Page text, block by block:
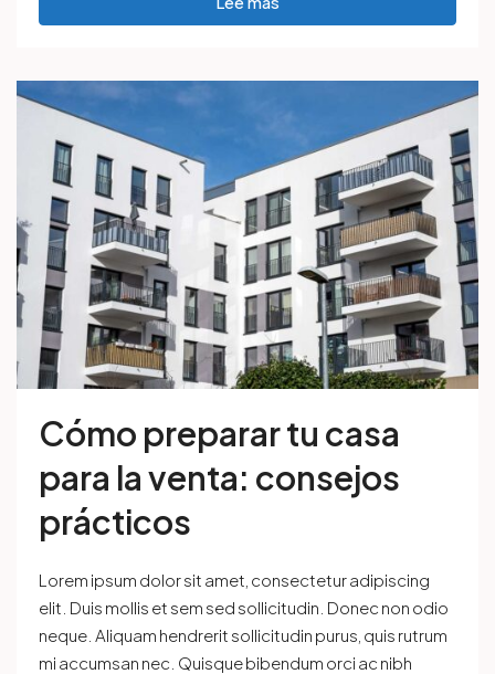
Cómo preparar tu casa
para la venta: consejos
prácticos
Lorem ipsum dolor sit amet, consectetur adipiscing
elit. Duis mollis et sem sed sollicitudin. Donec non odio
neque. Aliquam hendrerit sollicitudin purus, quis rutrum
mi accumsan nec. Quisque bibendum orci ac nibh